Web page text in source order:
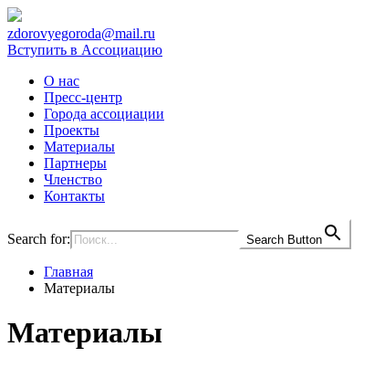
zdorovyegoroda@mail.ru
Вступить в Ассоциацию
О нас
Пресс-центр
Города ассоциации
Проекты
Материалы
Партнеры
Членство
Контакты
Search for: Search Button
Главная
Материалы
Материалы